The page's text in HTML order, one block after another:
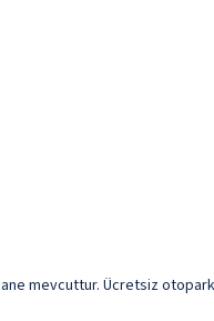
mevcuttur. Ücretsiz